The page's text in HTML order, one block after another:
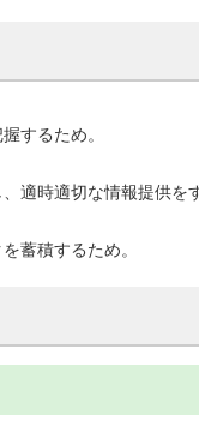
するため。
適時適切な情報提供を
蓄積するため。